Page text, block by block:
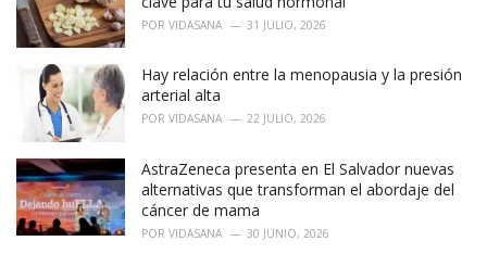
POR VIDASANA 31 JULIO, 2026
Hay relación entre la menopausia y la presión
arterial alta
POR VIDASANA 22 JULIO, 2026
AstraZeneca presenta en El Salvador nuevas
alternativas que transforman el abordaje del
cáncer de mama
POR VIDASANA 30 JUNIO, 2026